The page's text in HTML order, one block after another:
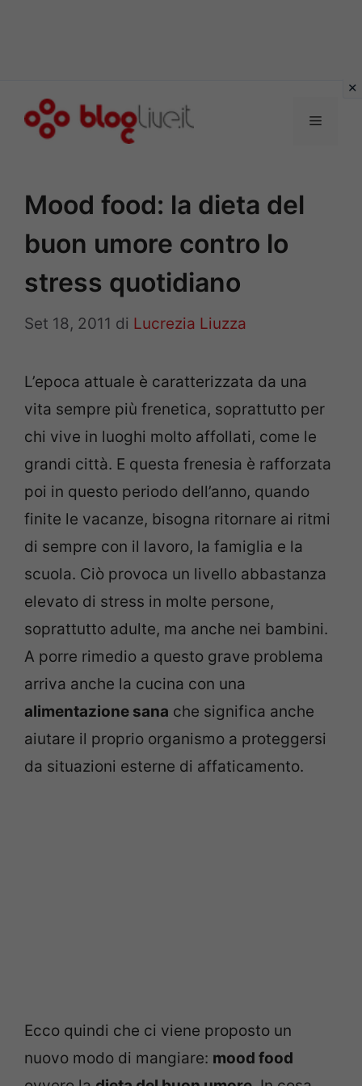
Menu
Mood food: la dieta del
buon umore contro lo
stress quotidiano
Set 18, 2011 di Lucrezia Liuzza
L’epoca attuale è caratterizzata da una
vita sempre più frenetica, soprattutto per
chi vive in luoghi molto affollati, come le
grandi città. E questa frenesia è rafforzata
poi in questo periodo dell’anno, quando
finite le vacanze, bisogna ritornare ai ritmi
di sempre con il lavoro, la famiglia e la
scuola. Ciò provoca un livello abbastanza
elevato di stress in molte persone,
soprattutto adulte, ma anche nei bambini.
A porre rimedio a questo grave problema
arriva anche la cucina con una
alimentazione sana che significa anche
aiutare il proprio organismo a proteggersi
da situazioni esterne di affaticamento.
Ecco quindi che ci viene proposto un
nuovo modo di mangiare: mood food